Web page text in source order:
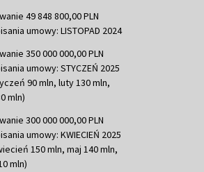
49 848 800,00 PLN
umowy: LISTOPAD 2024
350 000 000,00 PLN
umowy: STYCZEŃ 2025
90 mln, luty 130 mln,
mln)
300 000 000,00 PLN
umowy: KWIECIEŃ 2025
150 mln, maj 140 mln,
mln)